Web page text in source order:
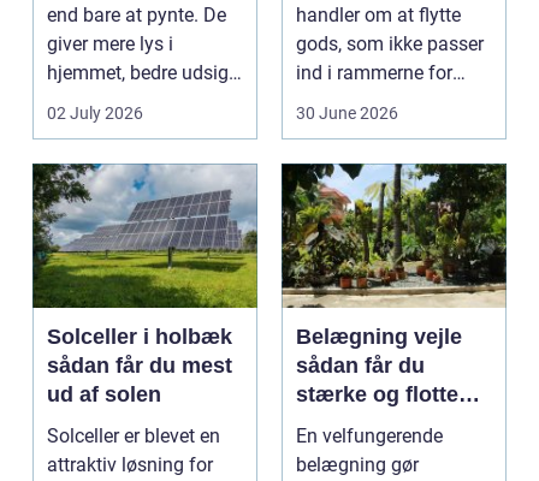
end bare at pynte. De
giver mere lys i
hjemmet, bedre udsigt
og et p&ae...
02 July 2026
handler om at flytte
gods, som ikke passer
ind i rammerne for
almindelig
30 June 2026
Solceller i holbæk
sådan får du mest
ud af solen
Solceller er blevet en
attraktiv løsning for
Belægning vejle
sådan får du
stærke og flotte
udendørs arealer
En velfungerende
belægning gør